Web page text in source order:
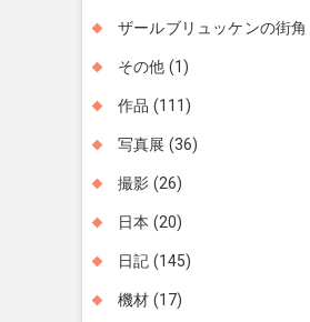
ザールブリュッケンの街角
その他 (1)
作品 (111)
写真展 (36)
撮影 (26)
日本 (20)
日記 (145)
機材 (17)